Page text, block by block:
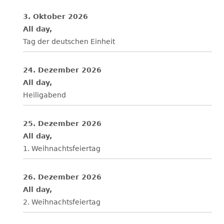
3. Oktober 2026
All day,
Tag der deutschen Einheit
24. Dezember 2026
All day,
Heiligabend
25. Dezember 2026
All day,
1. Weihnachtsfeiertag
26. Dezember 2026
All day,
2. Weihnachtsfeiertag